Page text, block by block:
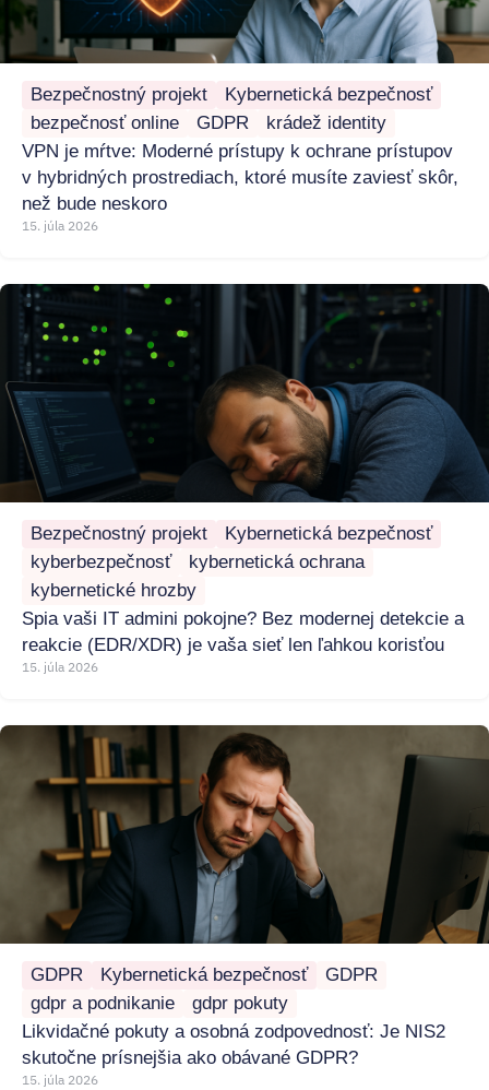
Bezpečnostný projekt
Kybernetická bezpečnosť
bezpečnosť online
GDPR
krádež identity
VPN je mŕtve: Moderné prístupy k ochrane prístupov
v hybridných prostrediach, ktoré musíte zaviesť skôr,
než bude neskoro
15. júla 2026
Bezpečnostný projekt
Kybernetická bezpečnosť
kyberbezpečnosť
kybernetická ochrana
kybernetické hrozby
Spia vaši IT admini pokojne? Bez modernej detekcie a
reakcie (EDR/XDR) je vaša sieť len ľahkou korisťou
15. júla 2026
GDPR Kybernetická bezpečnosť
GDPR
gdpr a podnikanie
gdpr pokuty
Likvidačné pokuty a osobná zodpovednosť: Je NIS2
skutočne prísnejšia ako obávané GDPR?
15. júla 2026